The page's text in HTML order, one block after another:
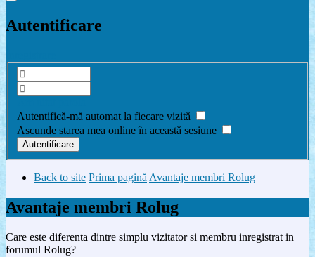
Autentificare
Autentifică-mă automat la fiecare vizită
Ascunde starea mea online în această sesiune
Back to site Prima paginăAvantaje membri Rolug
Avantaje membri Rolug
Care este diferenta dintre simplu vizitator si membru inregistrat in
forumul Rolug?